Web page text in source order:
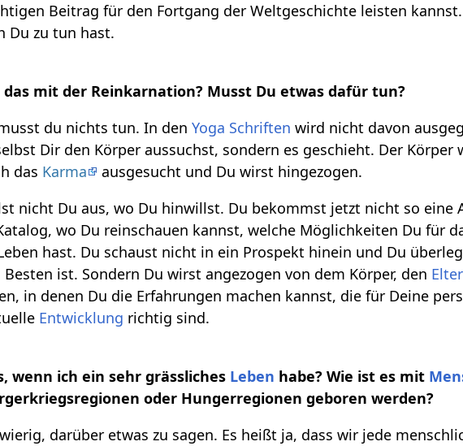
Beitrag für den Fortgang der Weltgeschichte leisten
Du zu tun hast.
das mit der Reinkarnation? Musst Du etwas dafür tun?
du nichts tun. In denYoga Schriften wird nicht davon
Dir den Körper aussuchst, sondern es geschieht. Der Körper
das Karma
ausgesucht und Du wirst hingezogen.
nicht Du aus, wo Du hinwillst. Du bekommst jetzt nicht so eine
wo Du reinschauen kannst, welche Möglichkeiten Du für
hast. Du schaust nicht in ein Prospekt hinein und Du
Besten ist. Sondern Du wirst angezogen von dem Körper, den
in denen Du die Erfahrungen machen kannst, die für Deine
Entwicklung richtig sind.
wenn ich ein sehr grässliches Leben habe? Wie ist es mit
oder Hungerregionen geboren werden?
darüber etwas zu sagen. Es heißt ja, dass wir jede